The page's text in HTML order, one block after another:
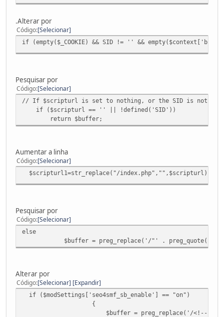
.Alterar por
Código Selecionar
if (empty($_COOKIE) && SID != '' &&
Pesquisar por
Código Selecionar
// If $scripturl is set to nothing, or the SID is not
if ($scripturl == '' || !defined('SID'))
return $buffer;
Aumentar a linha
Código Selecionar
$scripturl1=str_replace("/index.php","",$scripturl);
Pesquisar por
Código Selecionar
else
$buffer = preg_replace('/"' .
Alterar por
Código Selecionar Expandir
if ($modSettings['seo4smf_sb_enable'] == "on")
{
$buffer = preg_replace('/<!-- Seo4SMF